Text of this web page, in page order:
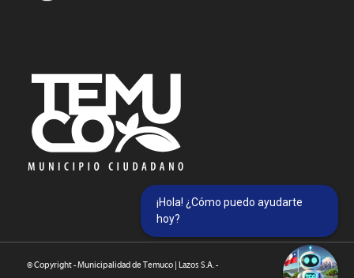
© Copyright - Municipalidad de Temuco | Lazos S.A. -
¡Hola! ¿Cómo puedo ayudarte
hoy?